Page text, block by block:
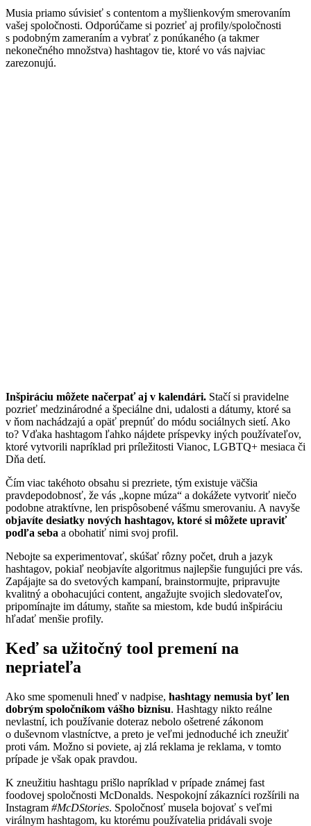
Musia priamo súvisieť s contentom a myšlienkovým smerovaním
vašej spoločnosti. Odporúčame si pozrieť aj profily/spoločnosti
s podobným zameraním a vybrať z ponúkaného (a takmer
nekonečného množstva) hashtagov tie, ktoré vo vás najviac
zarezonujú.
Inšpiráciu môžete načerpať aj v kalendári. Stačí si pravidelne
pozrieť medzinárodné a špeciálne dni, udalosti a dátumy, ktoré sa
v ňom nachádzajú a opäť prepnúť do módu sociálnych sietí. Ako
to? Vďaka hashtagom ľahko nájdete príspevky iných používateľov,
ktoré vytvorili napríklad pri príležitosti Vianoc, LGBTQ+ mesiaca či
Dňa detí.
Čím viac takéhoto obsahu si prezriete, tým existuje väčšia
pravdepodobnosť, že vás „kopne múza“ a dokážete vytvoriť niečo
podobne atraktívne, len prispôsobené vášmu smerovaniu. A navyše
objavíte desiatky nových hashtagov, ktoré si môžete upraviť
podľa seba a obohatiť nimi svoj profil.
Nebojte sa experimentovať, skúšať rôzny počet, druh a jazyk
hashtagov, pokiaľ neobjavíte algoritmus najlepšie fungujúci pre vás.
Zapájajte sa do svetových kampaní, brainstormujte, pripravujte
kvalitný a obohacujúci content, angažujte svojich sledovateľov,
pripomínajte im dátumy, staňte sa miestom, kde budú inšpiráciu
hľadať menšie profily.
Keď sa užitočný tool premení na
nepriateľa
Ako sme spomenuli hneď v nadpise, hashtagy nemusia byť len
dobrým spoločníkom vášho biznisu. Hashtagy nikto reálne
nevlastní, ich používanie doteraz nebolo ošetrené zákonom
o duševnom vlastníctve, a preto je veľmi jednoduché ich zneužiť
proti vám. Možno si poviete, aj zlá reklama je reklama, v tomto
prípade je však opak pravdou.
K zneužitiu hashtagu prišlo napríklad v prípade známej fast
foodovej spoločnosti McDonalds. Nespokojní zákazníci rozšírili na
Instagram #McDStories. Spoločnosť musela bojovať s veľmi
virálnym hashtagom, ku ktorému používatelia pridávali svoje